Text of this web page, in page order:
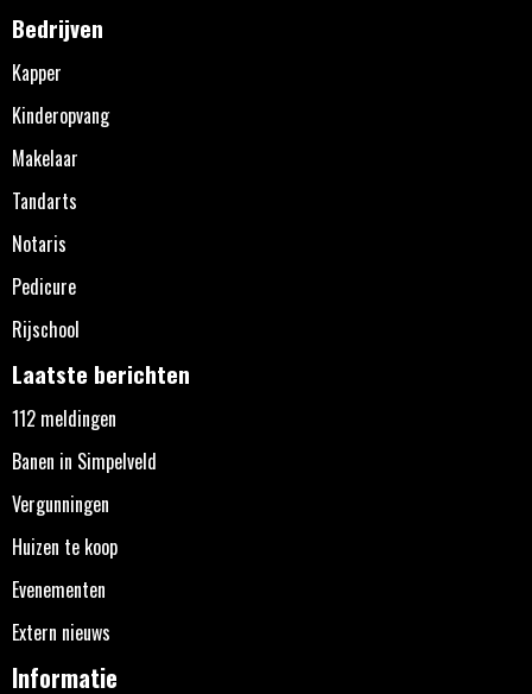
Bedrijven
Kapper
Kinderopvang
Makelaar
Tandarts
Notaris
Pedicure
Rijschool
Laatste berichten
112 meldingen
Banen in Simpelveld
Vergunningen
Huizen te koop
Evenementen
Extern nieuws
Informatie